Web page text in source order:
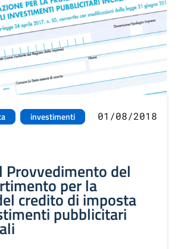
investimenti
01/08/2018
del
per la
credito di imposta
pubblicitari